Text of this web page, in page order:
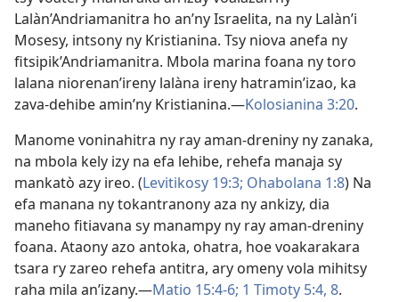
Lalàn’Andriamanitra ho an’ny Israelita, na ny Lalàn’i
Mosesy, intsony ny Kristianina. Tsy niova anefa ny
fitsipik’Andriamanitra. Mbola marina foana ny toro
lalana niorenan’ireny lalàna ireny hatramin’izao, ka
zava-dehibe amin’ny Kristianina.—Kolosianina 3:20.
Manome voninahitra ny ray aman-dreniny ny zanaka,
na mbola kely izy na efa lehibe, rehefa manaja sy
mankatò azy ireo. (Levitikosy 19:3; Ohabolana 1:8) Na
efa manana ny tokantranony aza ny ankizy, dia
maneho fitiavana sy manampy ny ray aman-dreniny
foana. Ataony azo antoka, ohatra, hoe voakarakara
tsara ry zareo rehefa antitra, ary omeny vola mihitsy
raha mila an’izany.—Matio 15:4-6; 1 Timoty 5:4, 8.